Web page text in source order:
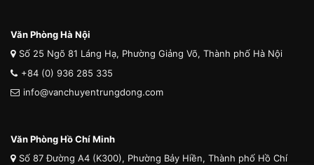
Văn Phòng Hà Nội
Số 25 Ngõ 81 Láng Hạ, Phường Giảng Võ, Thành phố Hà Nội
+84 (0) 936 285 335
info@vanchuyentrungdong.com
Văn Phòng Hồ Chí Minh
Số 87 Đường A4 (K300), Phường Bảy Hiền, Thành phố Hồ Chí